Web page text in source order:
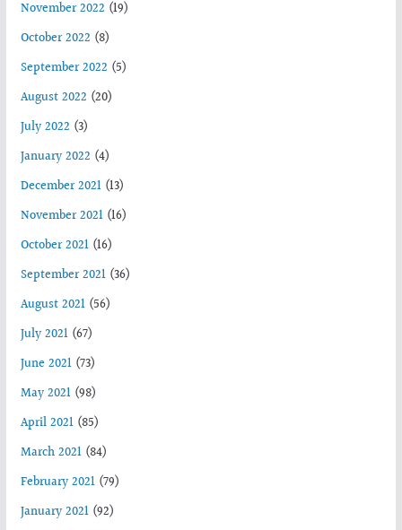
November 2022 (19)
October 2022 (8)
September 2022 (5)
August 2022 (20)
July 2022 (3)
January 2022 (4)
December 2021(13)
November 2021(16)
October 2021(16)
September 2021(36)
August 2021(56)
July 2021(67)
June 2021(73)
May 2021(98)
April 2021(85)
March 2021(84)
February 2021(79)
January 2021(92)